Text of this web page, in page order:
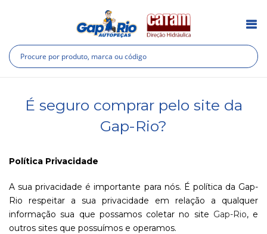
Pesquisa
É seguro comprar pelo site da
Gap-Rio?
Política Privacidade
A sua privacidade é importante para nós. É política da Gap-
Rio respeitar a sua privacidade em relação a qualquer
informação sua que possamos coletar no site Gap-Rio, e
outros sites que possuímos e operamos.